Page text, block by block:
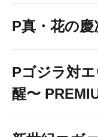
P真・花の慶
Pゴジラ対
醒〜